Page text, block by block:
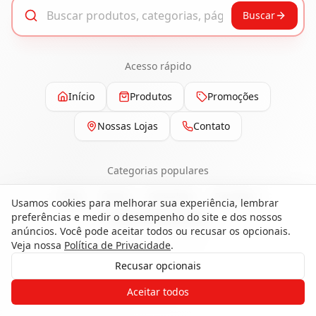
Buscar
Acesso rápido
Início Produtos Promoções
Nossas Lojas Contato
Categorias populares
Pisos
Ferragens
Painéis e Revestimentos
Gostaria de receber o contato de um
de nossos especialistas?
Usamos cookies para melhorar sua experiência, lembrar
preferências e medir o desempenho do site e dos nossos
anúncios. Você pode aceitar todos ou recusar os opcionais.
Veja nossa Política de Privacidade.
Recusar opcionais
Aceitar todos